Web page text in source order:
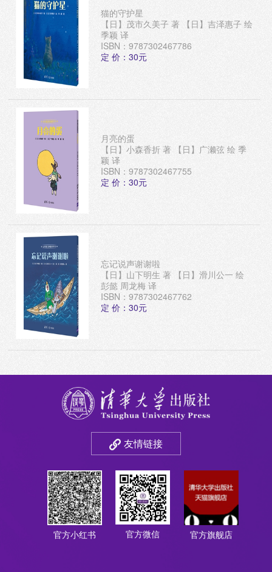
猫的守护星
【日】茂市久美子 著 【日】吉泽惠子 绘
季颖 译
ISBN：9787302467786
定 价：30元
月亮的蛋
【日】小森香折 著 【日】广濑弦 绘 季
颖 译
ISBN：9787302467755
定 价：30元
忘记说声谢谢啦
【日】山下明生 著 【日】滑川公一 绘
彭懿 周龙梅 译
ISBN：9787302467762
定 价：30元
友情链接
官方小红书 官方微信 官方旗舰店